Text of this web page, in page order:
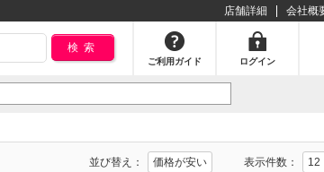
店舗詳細 会社概
検索
ご利用ガイド ログイン
並び替え： 表示件数：